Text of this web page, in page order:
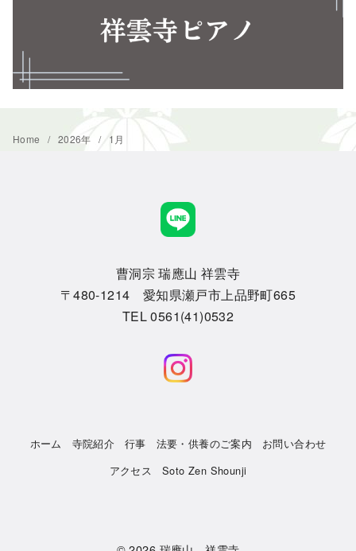
Home 2026年 1月
曹洞宗 瑞應山 祥雲寺
〒480-1214 愛知県瀬戸市上品野町665
TEL 0561(41)0532
ホーム 寺院紹介 行事 法要・供養のご案内
お問い合わせ
アクセス
Soto Zen Shounji